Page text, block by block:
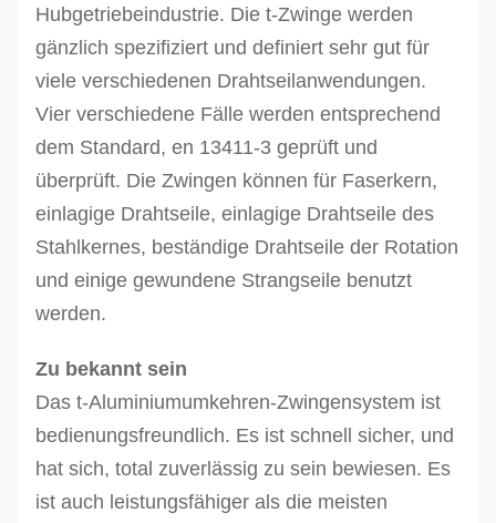
Hubgetriebeindustrie. Die t-Zwinge werden
gänzlich spezifiziert und definiert sehr gut für
viele verschiedenen Drahtseilanwendungen.
Vier verschiedene Fälle werden entsprechend
dem Standard, en 13411-3 geprüft und
überprüft. Die Zwingen können für Faserkern,
einlagige Drahtseile, einlagige Drahtseile des
Stahlkernes, beständige Drahtseile der Rotation
und einige gewundene Strangseile benutzt
werden.
Zu bekannt sein
Das t-Aluminiumumkehren-Zwingensystem ist
bedienungsfreundlich. Es ist schnell sicher, und
hat sich, total zuverlässig zu sein bewiesen. Es
ist auch leistungsfähiger als die meisten